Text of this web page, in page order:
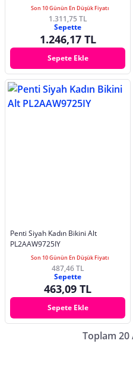
Son 10 Günün En Düşük Fiyatı
1.311,75 TL
Sepette
1.246,17 TL
Sepete Ekle
Penti Siyah Kadın Bikini Alt
PL2AAW9725IY
Son 10 Günün En Düşük Fiyatı
487,46 TL
Sepette
463,09 TL
Sepete Ekle
Toplam 20